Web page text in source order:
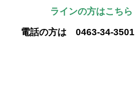
ラインの方はこちら
電話の方は 0463-34-